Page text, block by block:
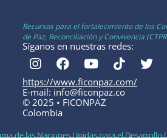
Recursos para el fortalecimiento de los
de Paz, Reconciliación y Convivencia
Síganos en nuestras redes:
https://www.ficonpaz.com/
E-mail: info@ficonpaz.co
© 2025 • FICONPAZ
Colombia
de las Naciones Unidas para el Desarrollo